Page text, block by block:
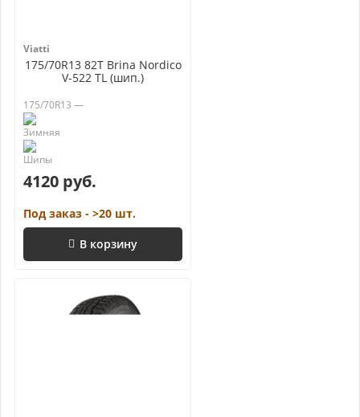
Viatti
175/70R13 82T Brina Nordico
V-522 TL (шип.)
175/70R13 —
4120 руб.
Под заказ - >20 шт.
В корзину